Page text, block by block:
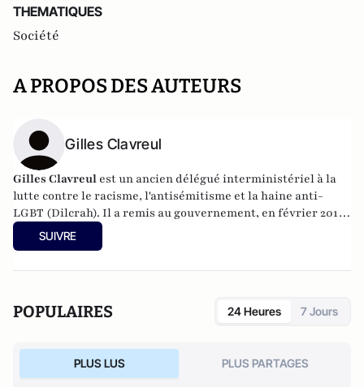
THEMATIQUES
Société
A PROPOS DES AUTEURS
Gilles Clavreul
Gilles Clavreul est un ancien délégué interministériel à la
lutte contre le racisme, l'antisémitisme et la haine anti-
LGBT (Dilcrah). Il a remis au gouvernement, en février 2018,
un rapport sur la laïcité. Il a cofondé en 2015 le Printemps
Républicain (avec le politologue Laurent Bouvet), et lance
SUIVRE
POPULAIRES 24 Heures 7 Jours
PLUS LUS PLUS PARTAGES